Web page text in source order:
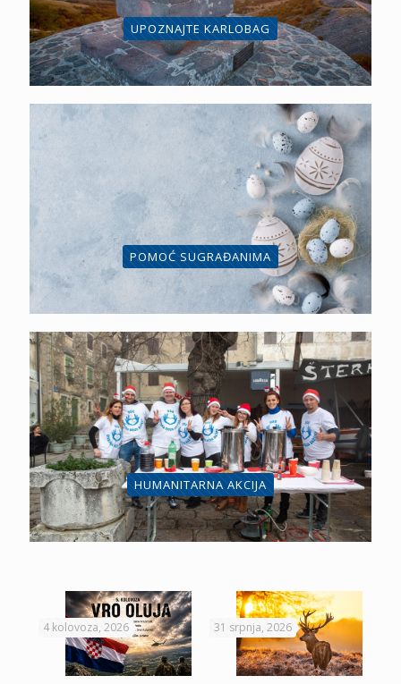
UPOZNAJTE KARLOBAG
POMOĆ SUGRAĐANIMA
HUMANITARNA AKCIJA
4 kolovoza, 2026 31 srpnja, 2026